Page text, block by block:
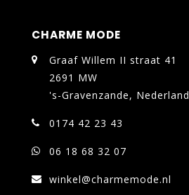
CHARME MODE
Graaf Willem II straat 41
2691 MW
's-Gravenzande, Nederland
0174 42 23 43
06 18 68 32 07
winkel@charmemode.nl